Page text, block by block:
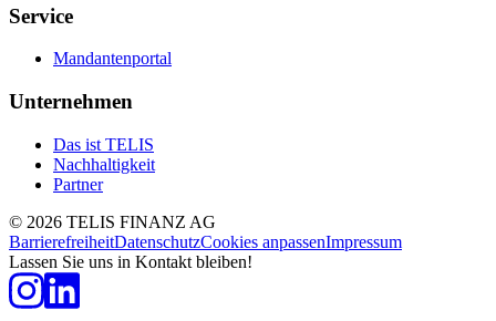
Service
Mandantenportal
Unternehmen
Das ist TELIS
Nachhaltigkeit
Partner
© 2026 TELIS FINANZ AG
BarrierefreiheitDatenschutzCookies anpassenImpressum
Lassen Sie uns in Kontakt bleiben!